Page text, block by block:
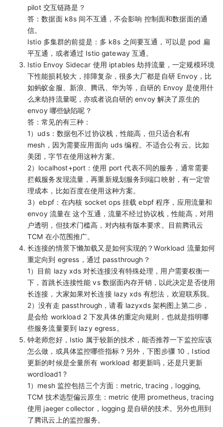
pilot 交互链路是？
答：数据面 k8s 间不互通，不会影响 控制面和数据面的通
信。
Istio 多集群的前提是：多 k8s 之间要互通，可以是 pod 扁
平互通，或者通过 Istio gateway 互通。
Istio Envoy Sidecar 使用 iptables 劫持流量，一定规模环境
下性能损耗较大，排障复杂，很多大厂都是自研 Envoy，比
如蚂蚁金服、新浪、腾讯、华为等，自研的 Envoy 是使用什
么来劫持流量呢，亦或者说自研的 envoy 解决了原生的
envoy 哪些缺陷呢？
答：常见的有三种：
1）uds：数据包不过协议栈，性能高，但只适合私有
mesh，因为需要应用面向 uds 编程。不适合公有云。比如
美团，字节在使用这种方案。
2）localhost+port：使用 port 代表不同的服务，通常需要
拦截服务发现流量，再重新规划服务到端口映射，有一定管
理成本，比如百度在使用这种方案。
3）ebpf：在内核 socket ops 挂载 ebpf 程序，应用流量和
envoy 流量在 这个互通，流量不经过协议栈，性能高，对用
户透明，但技术门槛高，对内核有版本要求。目前腾讯云
TCM 在小范围推广。
长连接的情景下懒加载又是如何实现的？Workload 流量如何
重定向到 egress，通过 passthrough？
1）目前 lazy xds 对长连接没有特殊处理，用户需要权衡一
下，首跳长连接性能 vs 数据面内存开销，以此决定是否使用
长连接，大家如果对长连接 lazy xds 有想法，欢迎联系我。
2）没有走 passthrough，请看 lazyxds 架构图上第二步，
是会给 workload 2 下发具体的重定向规则，也就是指明哪
些服务流量要到 lazy egress。
钟老师您好，Istio 属于较新的技术，能否推荐一下监控应该
怎么做，或具体监控哪些指标？另外，下图步骤 10，Istiod
更新的时候是全量所有 workload 都更新吗，还是只更新
wordload1 ?
1）mesh 监控包括三个方面：metric, tracing，logging,
TCM 技术选型偏云原生：metric 使用 prometheus, tracing
使用 jaeger collector，logging 是自研的技术。另外也用到
了腾讯云上的监控服务。